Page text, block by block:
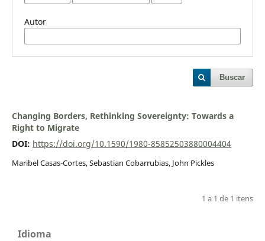
Autor
Buscar
Changing Borders, Rethinking Sovereignty: Towards a
Right to Migrate
DOI: https://doi.org/10.1590/1980-85852503880004404
Maribel Casas-Cortes, Sebastian Cobarrubias, John Pickles
1 a 1 de 1 itens
Idioma